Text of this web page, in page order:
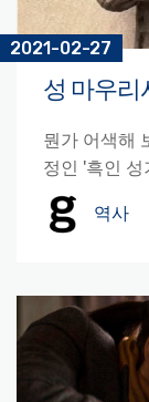
2021-02-27
성 마우리
뭔가 어색해
정인 '흑인 성
역사